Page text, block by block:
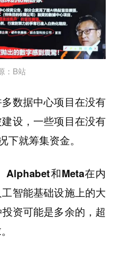
：B站
数据中心项目在没有
设，一些项目在没有
下就筹集资金。
Alphabet和Meta在内
智能基础设施上的大
资可能是多余的，超